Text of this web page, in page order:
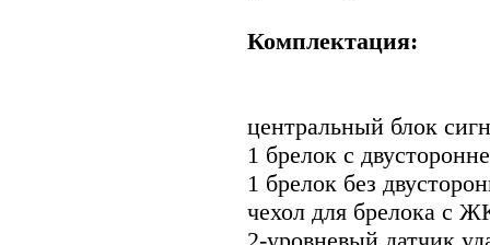
Комплектация:
центральный блок
1 брелок с
1 брелок без
чехол для брелока с